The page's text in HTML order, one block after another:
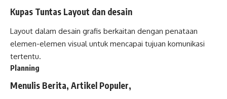
Kupas Tuntas Layout dan desain
Layout dalam desain grafis berkaitan dengan penataan
elemen-elemen visual untuk mencapai tujuan komunikasi
tertentu.
Planning
Menulis Berita, Artikel Populer,